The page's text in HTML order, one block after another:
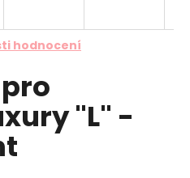
hodnocení
"L" -